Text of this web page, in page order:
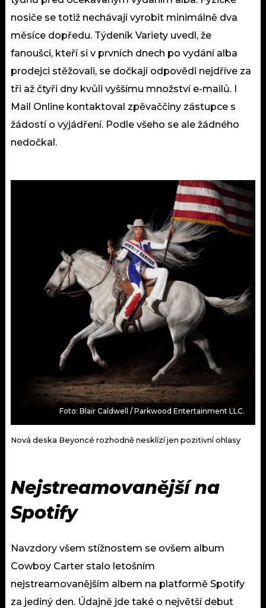
nosiče se totiž nechávají vyrobit minimálně dva
měsíce dopředu. Týdeník Variety uvedl, že
fanoušci, kteří si v prvních dnech po vydání alba
prodejci stěžovali, se dočkají odpovědi nejdříve za
tři až čtyři dny kvůli vyššímu množství e-mailů. I
Mail Online kontaktoval zpěvaččiny zástupce s
žádostí o vyjádření. Podle všeho se ale žádného
nedočkal.
Foto: Blair Caldwell / Parkwood Entertainment LLC.
Nová deska Beyoncé rozhodně nesklízí jen pozitivní ohlasy
Nejstreamovanější na
Spotify
Navzdory všem stížnostem se ovšem album
Cowboy Carter stalo letošním
nejstreamovanějším albem na platformě Spotify
za jediný den. Údajně jde také o největší debut